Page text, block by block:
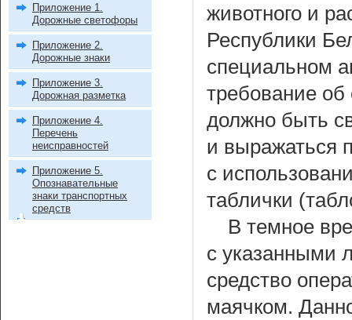
животного и
Республики
специальном
требование об
должно быть
и выражаться
с
таблички
В темное
с указанными
средство
маячком.
Приложение 1.
Дорожные светофоры
Приложение 2.
Дорожные знаки
Приложение 3.
Дорожная разметка
Приложение 4.
Перечень
неисправностей
Приложение 5.
Опознавательные
знаки транспортных
средств